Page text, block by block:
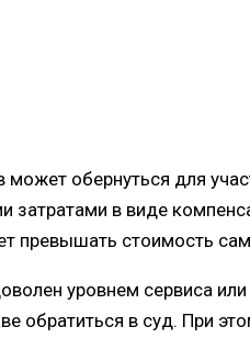
может обернуться для
в виде
превышать стоимость
уровнем сервиса
обратиться в суд. При